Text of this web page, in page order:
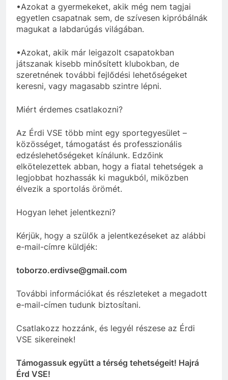
•Azokat a gyermekeket, akik még nem tagjai
egyetlen csapatnak sem, de szívesen kipróbálnák
magukat a labdarúgás világában.
•Azokat, akik már leigazolt csapatokban
játszanak kisebb minősített klubokban, de
szeretnének további fejlődési lehetőségeket
keresni, vagy magasabb szintre lépni.
Miért érdemes csatlakozni?
Az Érdi VSE több mint egy sportegyesület –
közösséget, támogatást és professzionális
edzéslehetőségeket kínálunk. Edzőink
elkötelezettek abban, hogy a fiatal tehetségek a
legjobbat hozhassák ki magukból, miközben
élvezik a sportolás örömét.
Hogyan lehet jelentkezni?
Kérjük, hogy a szülők a jelentkezéseket az alábbi
e-mail-címre küldjék:
toborzo.erdivse@gmail.com
További információkat és részleteket a megadott
e-mail-címen tudunk biztosítani.
Csatlakozz hozzánk, és legyél részese az Érdi
VSE sikereinek!
Támogassuk együtt a térség tehetségeit! Hajrá
Érd VSE!